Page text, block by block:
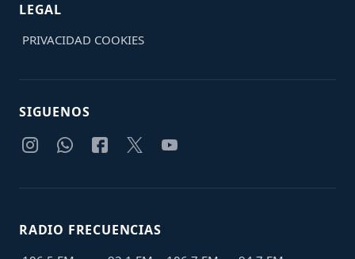
LEGAL
PRIVACIDAD COOKIES
SIGUENOS
RADIO FRECUENCIAS